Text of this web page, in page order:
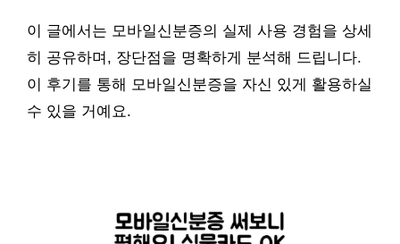
이 글에서는 모바일신분증의 실제 사용 경험을 상세
히 공유하며, 장단점을 명확하게 분석해 드립니다.
이 후기를 통해 모바일신분증을 자신 있게 활용하실
수 있을 거예요.